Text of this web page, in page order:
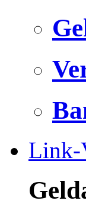
Link-